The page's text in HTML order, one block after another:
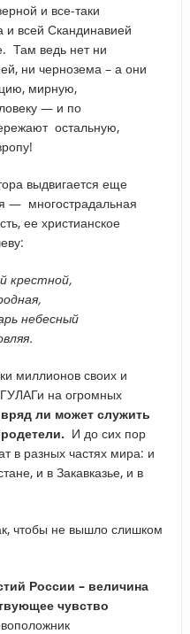
и все-таки
всей Скандинавией
Там ведь нет ни
ни чернозема – а они
мирную,
— и по
остальную,
выдвигается еще
— многострадальная
ее христианское
крестной,
небесный
миллионов своих и
на огромных
ли может служить
И до сих пор
в разных частях мира: и
и в Закавказье, и в
чтобы не вышло слишком
России – величина
чувство